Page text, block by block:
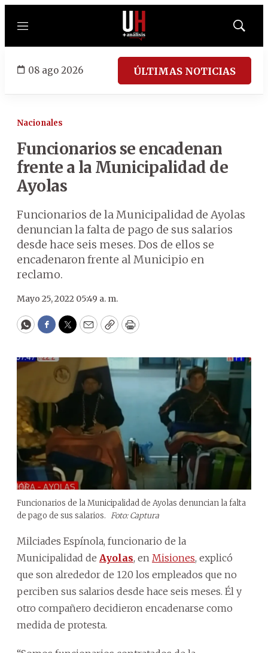
Menú
Mostrar
08 ago 2026 ÚLTIMAS NOTICIAS
Nacionales
Funcionarios se encadenan
frente a la Municipalidad de
Ayolas
Funcionarios de la Municipalidad de Ayolas
denuncian la falta de pago de sus salarios
desde hace seis meses. Dos de ellos se
encadenaron frente al Municipio en
reclamo.
Mayo 25, 2022 05:49 a. m.
WhatsApp
Facebook
Twitter
EmailCopyPrint
Funcionarios de la Municipalidad de Ayolas denuncian la falta
de pago de sus salarios. Foto: Captura
Milciades Espínola, funcionario de la
Municipalidad de Ayolas, en Misiones, explicó
que son alrededor de 120 los empleados que no
perciben sus salarios desde hace seis meses. Él y
otro compañero decidieron encadenarse como
medida de protesta.